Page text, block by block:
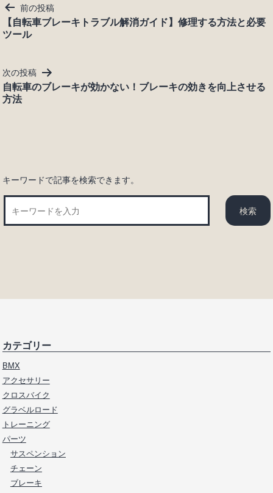
投
稿
ナ
ゲ
ー
シ
ョ
前の投稿
【自転車ブレーキトラブル解消ガイド】修理する方法と必要
ツール
次の投稿
自転車のブレーキが効かない！ブレーキの効きを向上させる
方法
キーワードで記事を検索できます。
カテゴリー
BMX
アクセサリー
クロスバイク
グラベルロード
トレーニング
パーツ
サスペンション
チェーン
ブレーキ